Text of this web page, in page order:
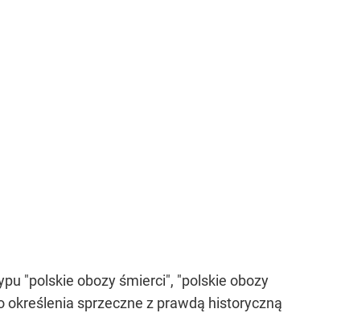
"polskie obozy śmierci", "polskie obozy
określenia sprzeczne z prawdą historyczną